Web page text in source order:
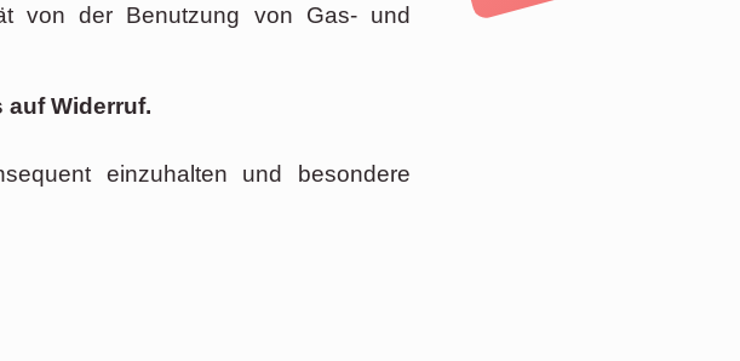
von der Benutzung von Gas- und
auf Widerruf.
einzuhalten und besondere